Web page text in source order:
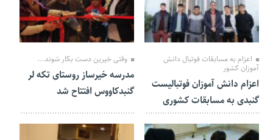
27 بهمن 1401
اعزام به مسابقات فوتبال دانش
آموزان کشور
اعزام دانش آموزان فوتبالیست
گنبدی به مسابقات کشوری
21 بهمن 1401
وقتی خیرین دست بکار شوند...
مدرسه خیرساز روستای تکه لر
گنبدکاووس افتتاح شد